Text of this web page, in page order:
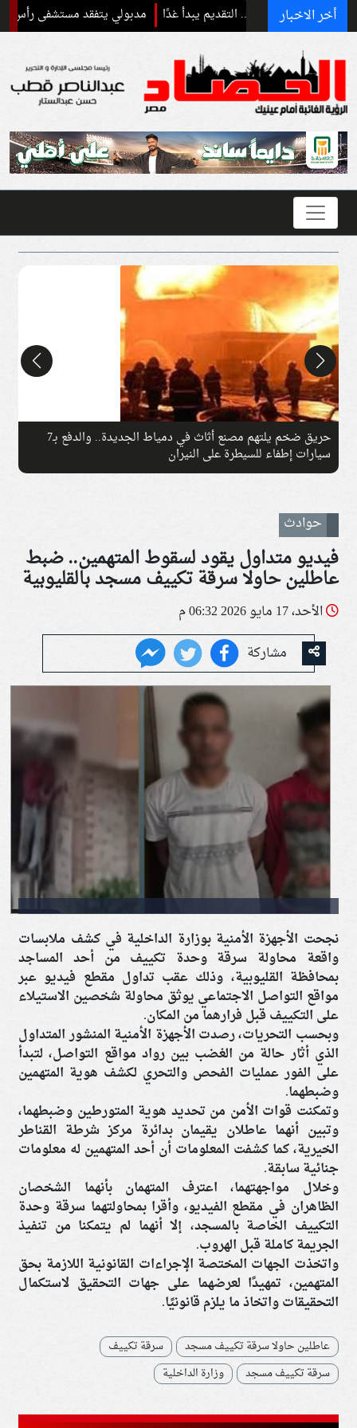
أخر الاخبار مدبولي يتفقد مستشفى رأس الحكمة
حريق ضخم يلتهم مصنع أثاث في دمياط الجديدة.. والدفع بـ7
سيارات إطفاء للسيطرة على النيران
حوادث
فيديو متداول يقود لسقوط المتهمين.. ضبط
عاطلين حاولا سرقة تكييف مسجد بالقليوبية
الأحد، 17 مايو 2026 06:32 م
مشاركة
نجحت الأجهزة الأمنية بوزارة الداخلية في كشف ملابسات
واقعة محاولة سرقة وحدة تكييف من أحد المساجد
بمحافظة القليوبية، وذلك عقب تداول مقطع فيديو عبر
مواقع التواصل الاجتماعي يوثق محاولة شخصين الاستيلاء
على التكييف قبل فرارهما من المكان.
وبحسب التحريات، رصدت الأجهزة الأمنية المنشور المتداول
الذي أثار حالة من الغضب بين رواد مواقع التواصل، لتبدأ
على الفور عمليات الفحص والتحري لكشف هوية المتهمين
وضبطهما.
وتمكنت قوات الأمن من تحديد هوية المتورطين وضبطهما،
وتبين أنهما عاطلان يقيمان بدائرة مركز شرطة القناطر
الخيرية، كما كشفت المعلومات أن أحد المتهمين له معلومات
جنائية سابقة.
وخلال مواجهتهما، اعترف المتهمان بأنهما الشخصان
الظاهران في مقطع الفيديو، وأقرا بمحاولتهما سرقة وحدة
التكييف الخاصة بالمسجد، إلا أنهما لم يتمكنا من تنفيذ
الجريمة كاملة قبل الهروب.
واتخذت الجهات المختصة الإجراءات القانونية اللازمة بحق
المتهمين، تمهيدًا لعرضهما على جهات التحقيق لاستكمال
التحقيقات واتخاذ ما يلزم قانونيًا.
عاطلين حاولا سرقة تكييف مسجد
سرقة تكييف
سرقة تكييف مسجد
وزارة الداخلية